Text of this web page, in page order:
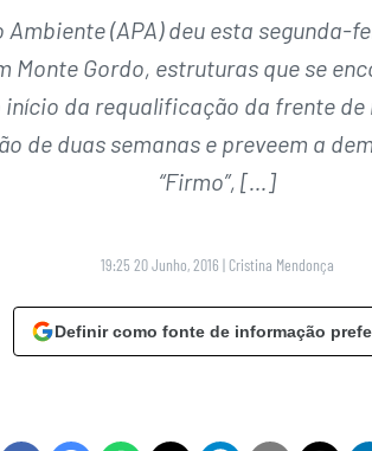
Ambiente (APA) deu esta segunda-
Monte Gordo, estruturas que se
da requalificação da frente de
de duas semanas e preveem a
“Firmo”, […]
19:25 20 Junho, 2016 | Cristina Mendonça
Definir como fonte de informação